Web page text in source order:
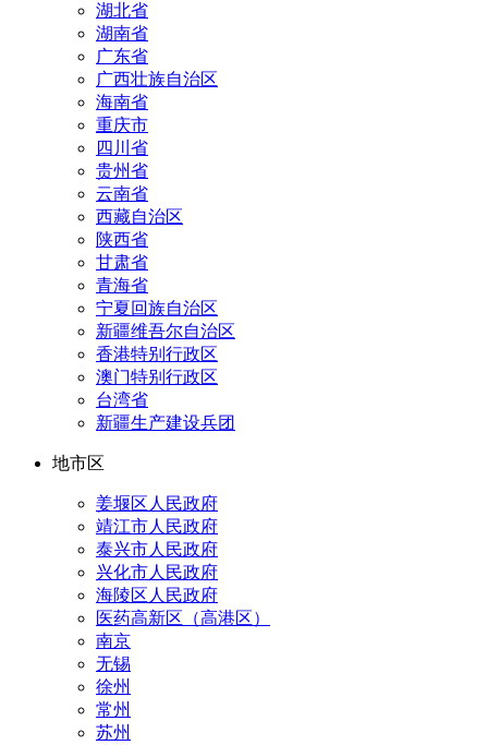
湖北省
湖南省
广东省
广西壮族自治区
海南省
重庆市
四川省
贵州省
云南省
西藏自治区
陕西省
甘肃省
青海省
宁夏回族自治区
新疆维吾尔自治区
香港特别行政区
澳门特别行政区
台湾省
新疆生产建设兵团
地市区
姜堰区人民政府
靖江市人民政府
泰兴市人民政府
兴化市人民政府
海陵区人民政府
医药高新区（高港区）
南京
无锡
徐州
常州
苏州